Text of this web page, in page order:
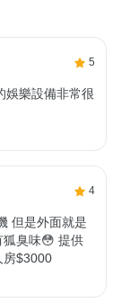
5
娛樂設備非常很
4
但是外面就是
狐臭味😳 提供
房$3000